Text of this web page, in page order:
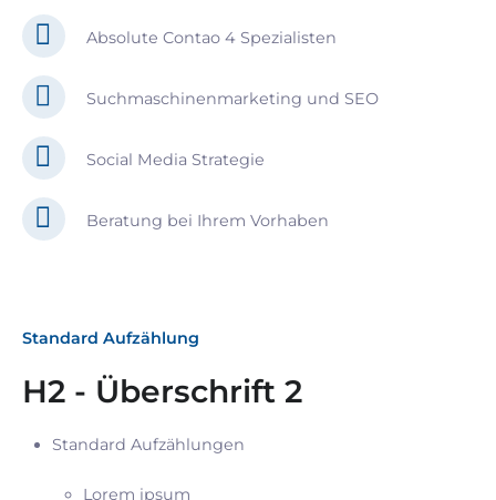
Absolute Contao 4 Spezialisten
Suchmaschinenmarketing und SEO
Social Media Strategie
Beratung bei Ihrem Vorhaben
Standard Aufzählung
H2 - Überschrift 2
Standard Aufzählungen
Lorem ipsum